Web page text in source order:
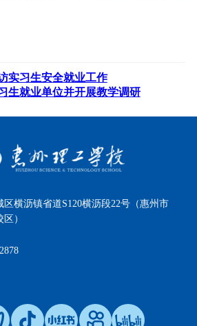
实习生安全就业工作
生就业单位并开展教学调研
区横沥镇省道S120横沥段22号（惠州市
）